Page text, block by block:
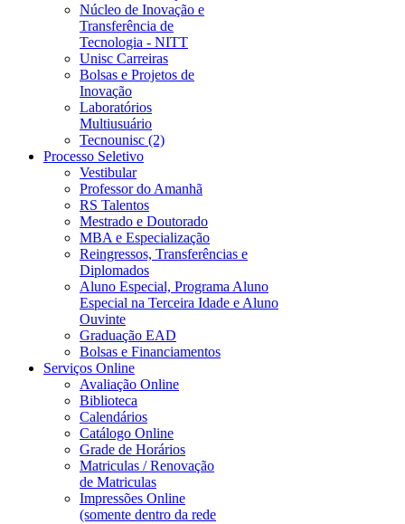
Núcleo de Inovação e
Transferência de
Tecnologia - NITT
Unisc Carreiras
Bolsas e Projetos de
Inovação
Laboratórios
Multiusuário
Tecnounisc (2)
Processo Seletivo
Vestibular
Professor do Amanhã
RS Talentos
Mestrado e Doutorado
MBA e Especialização
Reingressos, Transferências e
Diplomados
Aluno Especial, Programa Aluno
Especial na Terceira Idade e Aluno
Ouvinte
Graduação EAD
Bolsas e Financiamentos
Serviços Online
Avaliação Online
Biblioteca
Calendários
Catálogo Online
Grade de Horários
Matriculas / Renovação
de Matriculas
Impressões Online
(somente dentro da rede